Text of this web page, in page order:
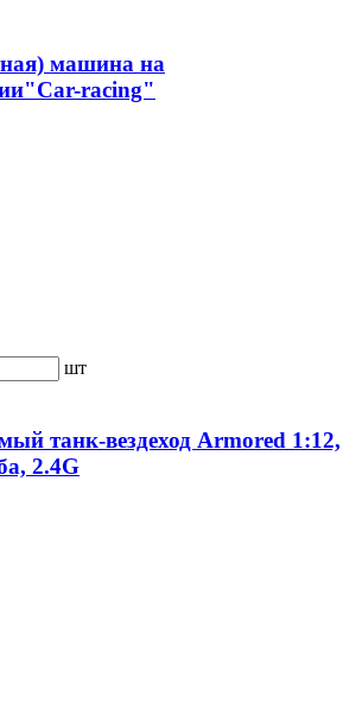
машина на
racing"
шт
танк-вездеход Armored 1:12,
2.4G